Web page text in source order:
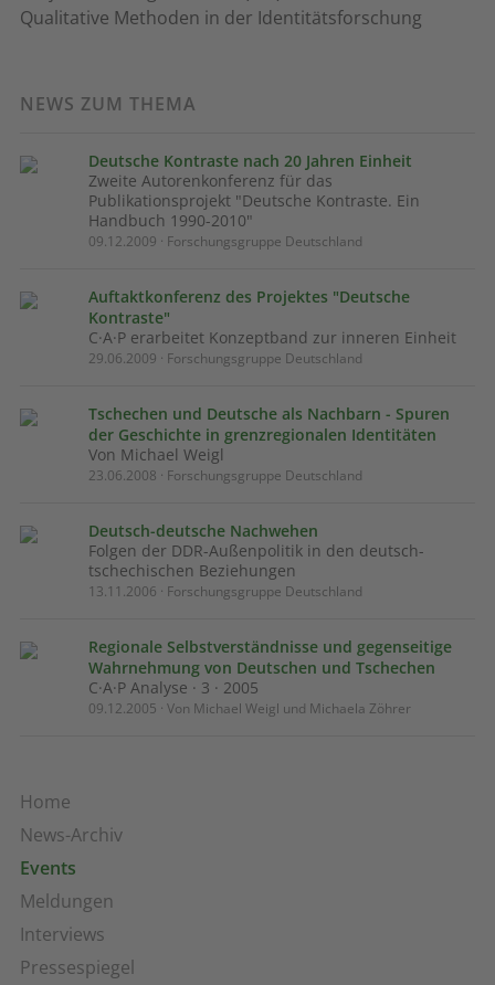
Home
News-Archiv
Events
Meldungen
Interviews
Pressespiegel
Qualitative Methoden in der Identitätsforschung
NEWS ZUM THEMA
Deutsche Kontraste nach 20 Jahren Einheit
Zweite Autorenkonferenz für das
Publikationsprojekt "Deutsche Kontraste. Ein
Handbuch 1990-2010"
09.12.2009 · Forschungsgruppe Deutschland
Auftaktkonferenz des Projektes "Deutsche
Kontraste"
C·A·P erarbeitet Konzeptband zur inneren Einheit
29.06.2009 · Forschungsgruppe Deutschland
Tschechen und Deutsche als Nachbarn - Spuren
der Geschichte in grenzregionalen Identitäten
Von Michael Weigl
23.06.2008 · Forschungsgruppe Deutschland
Deutsch-deutsche Nachwehen
Folgen der DDR-Außenpolitik in den deutsch-
tschechischen Beziehungen
13.11.2006 · Forschungsgruppe Deutschland
Regionale Selbstverständnisse und gegenseitige
Wahrnehmung von Deutschen und Tschechen
C·A·P Analyse · 3 · 2005
09.12.2005 · Von Michael Weigl und Michaela Zöhrer